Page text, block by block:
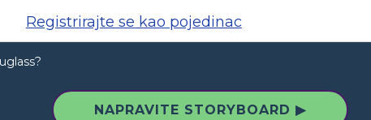
Registrirajte se kao pojedinac
NAPRAVITE STORYBOARD ▶